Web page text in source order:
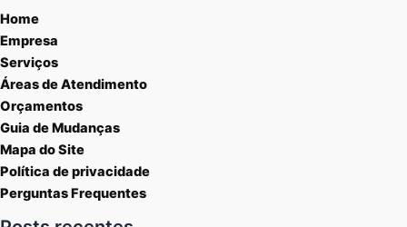
Home
Empresa
Serviços
Áreas de Atendimento
Orçamentos
Guia de Mudanças
Mapa do Site
Política de privacidade
Perguntas Frequentes